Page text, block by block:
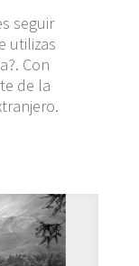
seguir
utilizas
Con
de la